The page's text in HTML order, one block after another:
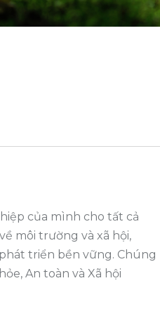
của mình cho tất cả
môi trường và xã hội,
triển bền vững. Chúng
An toàn và Xã hội